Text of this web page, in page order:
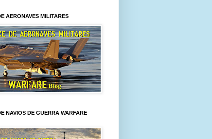
AERONAVES MILITARES
NAVIOS DE GUERRA WARFARE